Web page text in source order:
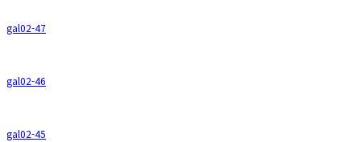
gal02-47
gal02-46
gal02-45